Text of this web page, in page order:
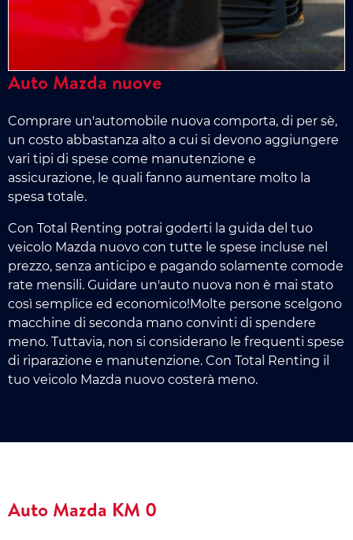
Auto Mazda nuove
Comprare un'automobile nuova comporta, di per sè,
un costo abbastanza alto a cui si devono aggiungere
vari tipi di spese come manutenzione e
assicurazione, le quali fanno aumentare molto la
spesa totale.
Con Total Renting potrai goderti la guida del tuo
veicolo Mazda nuovo con tutte le spese incluse nel
prezzo, senza anticipo e pagando solamente comode
rate mensili. Guidare un'auto nuova non è mai stato
così semplice ed economico!Molte persone scelgono
macchine di seconda mano convinti di spendere
meno. Tuttavia, non si considerano le frequenti spese
di riparazione e manutenzione. Con Total Renting il
tuo veicolo Mazda nuovo costerà meno.
Auto Mazda KM 0